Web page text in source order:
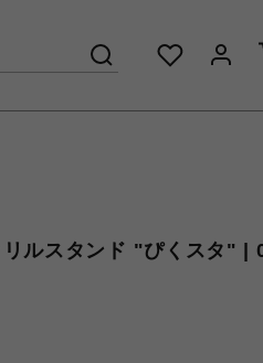
ルスタンド "ぴくスタ" |